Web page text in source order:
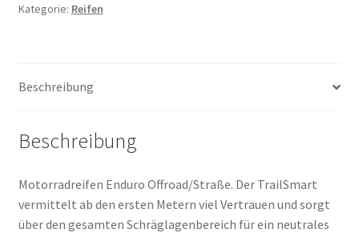
Kategorie: Reifen
Beschreibung
Beschreibung
Motorradreifen Enduro Offroad/Straße. Der TrailSmart
vermittelt ab den ersten Metern viel Vertrauen und sorgt
über den gesamten Schräglagenbereich für ein neutrales